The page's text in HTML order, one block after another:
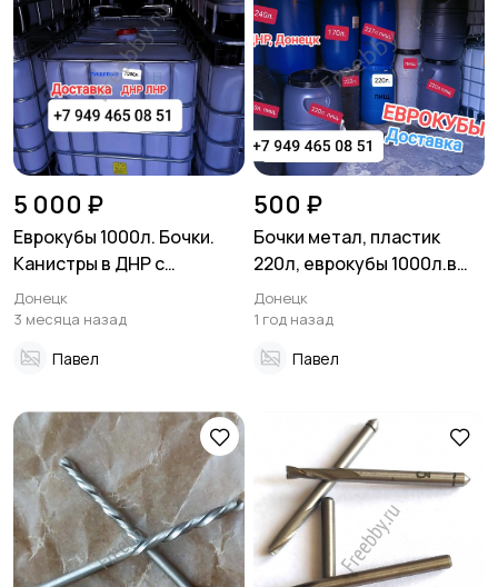
5 000 ₽
Еврокубы 1000л. Бочки.
Канистры в ДНР с
доставкой по низким
ценам
Донецк
3 месяца назад
Павел
500 ₽
Бочки метал, пластик
220л, еврокубы 1000л.в
ДНР, Донецк
Донецк
1 год назад
Павел